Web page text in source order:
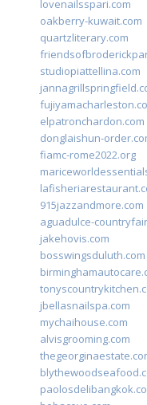
lovenailsspari.com
oakberry-kuwait.com
quartzliterary.com
studiopiattellina.com
elpatronchardon.com
donglaishun-
fiamc-rome2022.org
915jazzandmore.com
aguadulce-
jakehovis.com
bosswingsduluth.com
jbellasnailspa.com
mychaihouse.com
alvisgrooming.com